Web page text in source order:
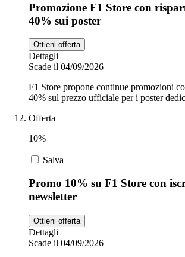
Promozione F1 Store con
40% sui poster
Ottieni offerta
Dettagli
Scade il 04/09/2026
F1 Store propone continue promozioni
40% sul prezzo ufficiale per i poster
Offerta
10%
Salva
Promo 10% su F1 Store con
newsletter
Ottieni offerta
Dettagli
Scade il 04/09/2026